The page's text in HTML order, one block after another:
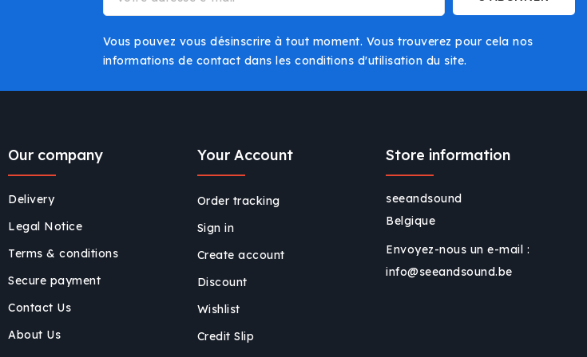
Vous pouvez vous désinscrire à tout moment. Vous trouverez pour cela nos
informations de contact dans les conditions d'utilisation du site.
Our company
Delivery
Legal Notice
Terms & conditions
Secure payment
Contact Us
About Us
Your Account
Order tracking
Sign in
Create account
Discount
Wishlist
Credit Slip
Store information
seeandsound
Belgique
Envoyez-nous un e-mail :
info@seeandsound.be